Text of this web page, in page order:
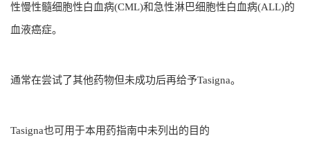
性慢性髓细胞性白血病(CML)和急性淋巴细胞性白血病(ALL)的
血液癌症。
通常在尝试了其他药物但未成功后再给予Tasigna。
Tasigna也可用于本用药指南中未列出的目的